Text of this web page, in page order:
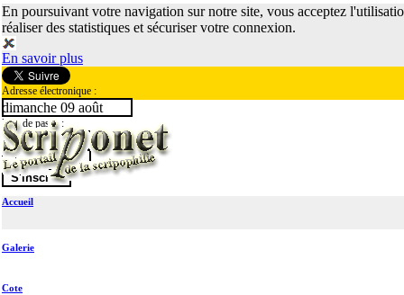
En poursuivant votre navigation sur notre site, vous acceptez
réaliser des statistiques et sécuriser votre connexion.
En savoir plus
Adresse électronique :
Mot de passe :
dimanche 09 août
Accueil
Galerie
Cote